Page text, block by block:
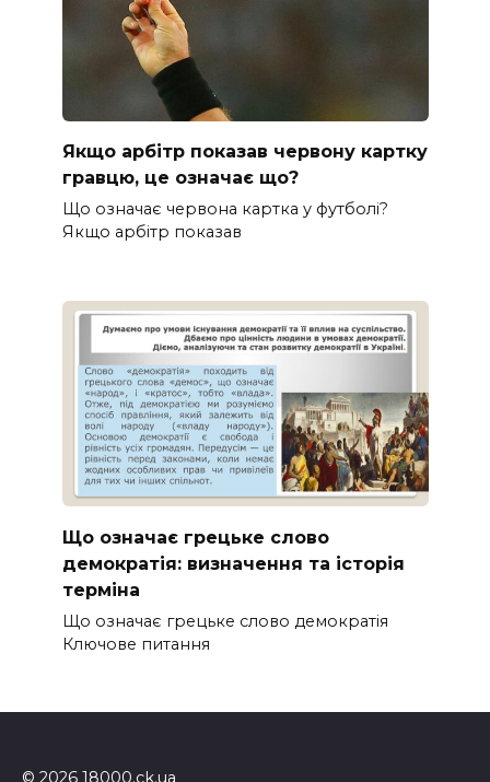
Якщо арбітр показав червону картку
гравцю, це означає що?
Що означає червона картка у футболі?
Якщо арбітр показав
Що означає грецьке слово
демократія: визначення та історія
терміна
Що означає грецьке слово демократія
Ключове питання
© 2026 18000.ck.ua